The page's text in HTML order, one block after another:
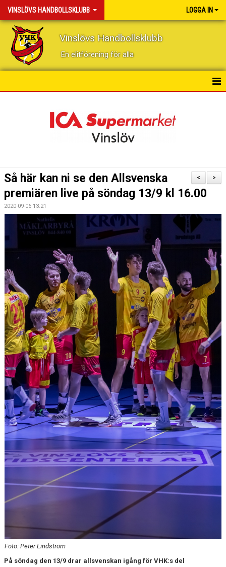
VINSLÖVS HANDBOLLSKLUBB LOGGA IN
Vinslövs Handbollsklubb
En elitförening för alla
BILDGALLERI
MATCHER
BLI MEDLEM!
VFC CUPEN
VHK SOCIALA MEDIER
VHK SHOP
TEAM 500
HERRARNAS RESULTAT & TABELL
DAMERNAS RESULTAT & TABELL
>
<
Så här kan ni se den Allsvenska
premiären live på söndag 13/9 kl 16.00
2020-09-06 13:21
Foto: Peter Lindström
På söndag den 13/9 drar allsvenskan igång för VHK:s del